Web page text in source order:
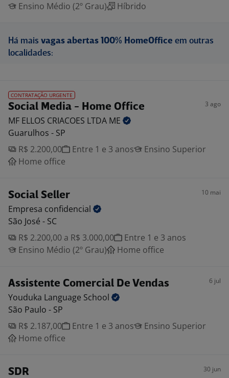
Ensino Médio (2º Grau)
Híbrido
Há mais vagas abertas 100% HomeOffice em outras
localidades:
CONTRATAÇÃO URGENTE
Social Media - Home Office 3 ago
MF ELLOS CRIACOES LTDA ME
Guarulhos - SP
R$ 2.200,00
Entre 1 e 3 anos
Ensino Superior
Home office
Social Seller 10 mai
Empresa confidencial
São José - SC
R$ 2.200,00 a R$ 3.000,00
Entre 1 e 3 anos
Ensino Médio (2º Grau)
Home office
Assistente Comercial De Vendas 6 jul
Youduka Language School
São Paulo - SP
R$ 2.187,00
Entre 1 e 3 anos
Ensino Superior
Home office
SDR 30 jun